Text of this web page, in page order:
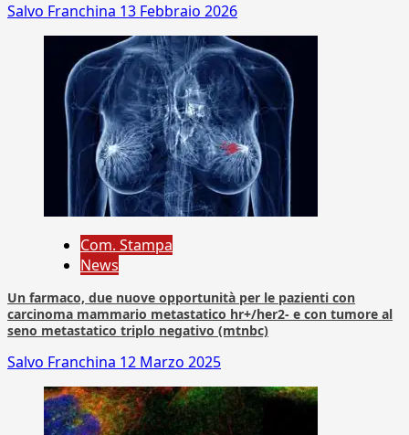
Salvo Franchina 13 Febbraio 2026
Com. Stampa
News
Un farmaco, due nuove opportunità per le pazienti con
carcinoma mammario metastatico hr+/her2- e con tumore al
seno metastatico triplo negativo (mtnbc)
Salvo Franchina 12 Marzo 2025